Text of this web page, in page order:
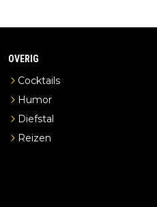
OVERIG
Cocktails
Humor
Diefstal
Reizen